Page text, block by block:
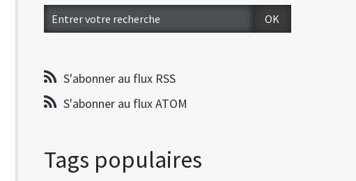
S'abonner au flux RSS
S'abonner au flux ATOM
Tags populaires